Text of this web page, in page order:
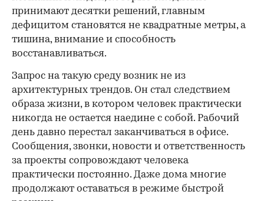
принимают десятки решений, главным
дефицитом становятся не квадратные метры, а
тишина, внимание и способность
восстанавливаться.
Запрос на такую среду возник не из
архитектурных трендов. Он стал следствием
образа жизни, в котором человек практически
никогда не остается наедине с собой. Рабочий
день давно перестал заканчиваться в офисе.
Сообщения, звонки, новости и ответственность
за проекты сопровождают человека
практически постоянно. Даже дома многие
продолжают оставаться в режиме быстрой